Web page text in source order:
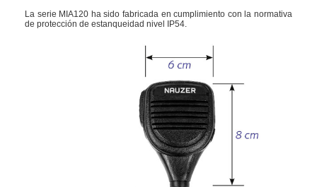
La serie MIA120 ha sido fabricada en cumplimiento con la normativa
de protección de estanqueidad nivel IP54.